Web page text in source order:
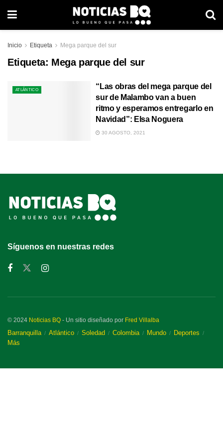
Inicio Etiqueta Mega parque del sur
Etiqueta: Mega parque del sur
ATLÁNTICO
“Las obras del mega parque del
sur de Malambo van a buen
ritmo y esperamos entregarlo en
Navidad”: Elsa Noguera
30 AGOSTO, 2021
Síguenos en nuestras redes
© 2024 Noticias BQ - Un sitio diseñado por Fred Villalba
Barranquilla Atlántico Soledad Colombia Mundo
Deportes
Más